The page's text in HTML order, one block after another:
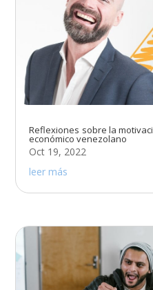
Reflexiones sobre la
económico venezolano
Oct 19, 2022
leer más